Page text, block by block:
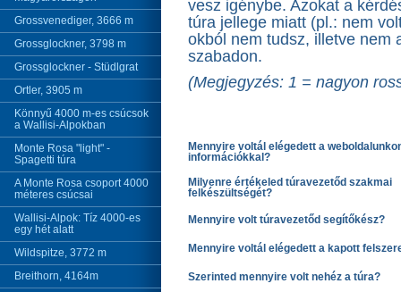
Grossvenediger, 3666 m
Grossglockner, 3798 m
Grossglockner - Stüdlgrat
Ortler, 3905 m
Könnyű 4000 m-es csúcsok
a Wallisi-Alpokban
Monte Rosa "light" -
Spagetti túra
A Monte Rosa csoport 4000
méteres csúcsai
Wallisi-Alpok: Tíz 4000-es
egy hét alatt
Wildspitze, 3772 m
Breithorn, 4164m
vesz igénybe. Azokat a
túra jellege miatt (pl.: nem
okból nem tudsz, illetve nem
szabadon.
(Megjegyzés: 1 = nagyon
Mennyire voltál elégedett a
információkkal?
Milyenre értékeled túravezetőd szakmai
felkészültségét?
Mennyire volt túravezetőd segítőkész?
Mennyire voltál elégedett a kapott
Szerinted mennyire volt nehéz a túra?